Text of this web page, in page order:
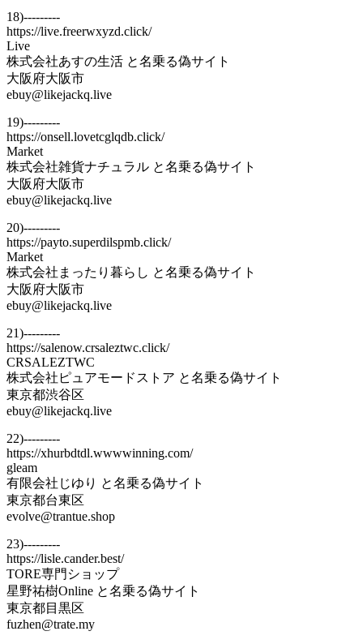
18)---------
https://live.freerwxyzd.click/
Live
株式会社あすの生活 と名乗る偽サイト
大阪府大阪市
ebuy@likejackq.live
19)---------
https://onsell.lovetcglqdb.click/
Market
株式会社雑貨ナチュラル と名乗る偽サイト
大阪府大阪市
ebuy@likejackq.live
20)---------
https://payto.superdilspmb.click/
Market
株式会社まったり暮らし と名乗る偽サイト
大阪府大阪市
ebuy@likejackq.live
21)---------
https://salenow.crsaleztwc.click/
CRSALEZTWC
株式会社ピュアモードストア と名乗る偽サイト
東京都渋谷区
ebuy@likejackq.live
22)---------
https://xhurbdtdl.wwwwinning.com/
gleam
有限会社じゆり と名乗る偽サイト
東京都台東区
evolve@trantue.shop
23)---------
https://lisle.cander.best/
TORE専門ショップ
星野祐樹Online と名乗る偽サイト
東京都目黒区
fuzhen@trate.my